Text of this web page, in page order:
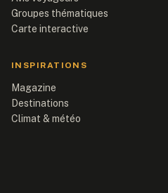
Groupes thématiques
Carte interactive
INSPIRATIONS
Magazine
Destinations
Climat & météo